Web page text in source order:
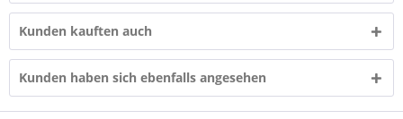
Kunden kauften auch
Kunden haben sich ebenfalls angesehen